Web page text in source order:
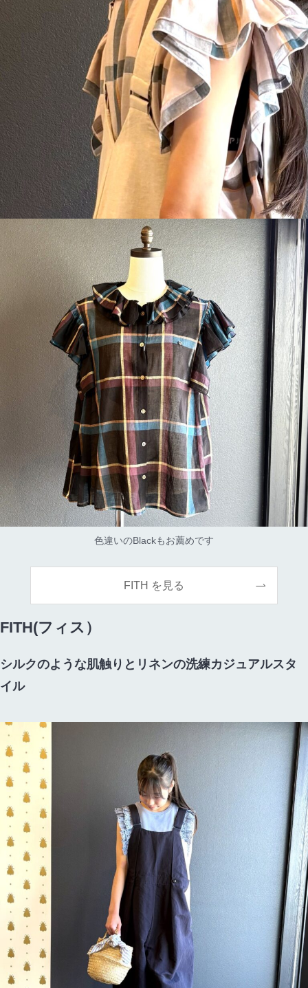
色違いのBlackもお薦めです
FITH を見る
FITH(フィス）
シルクのような肌触りとリネンの洗練カジュアルスタ
イル